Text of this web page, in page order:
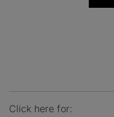
Click here for: